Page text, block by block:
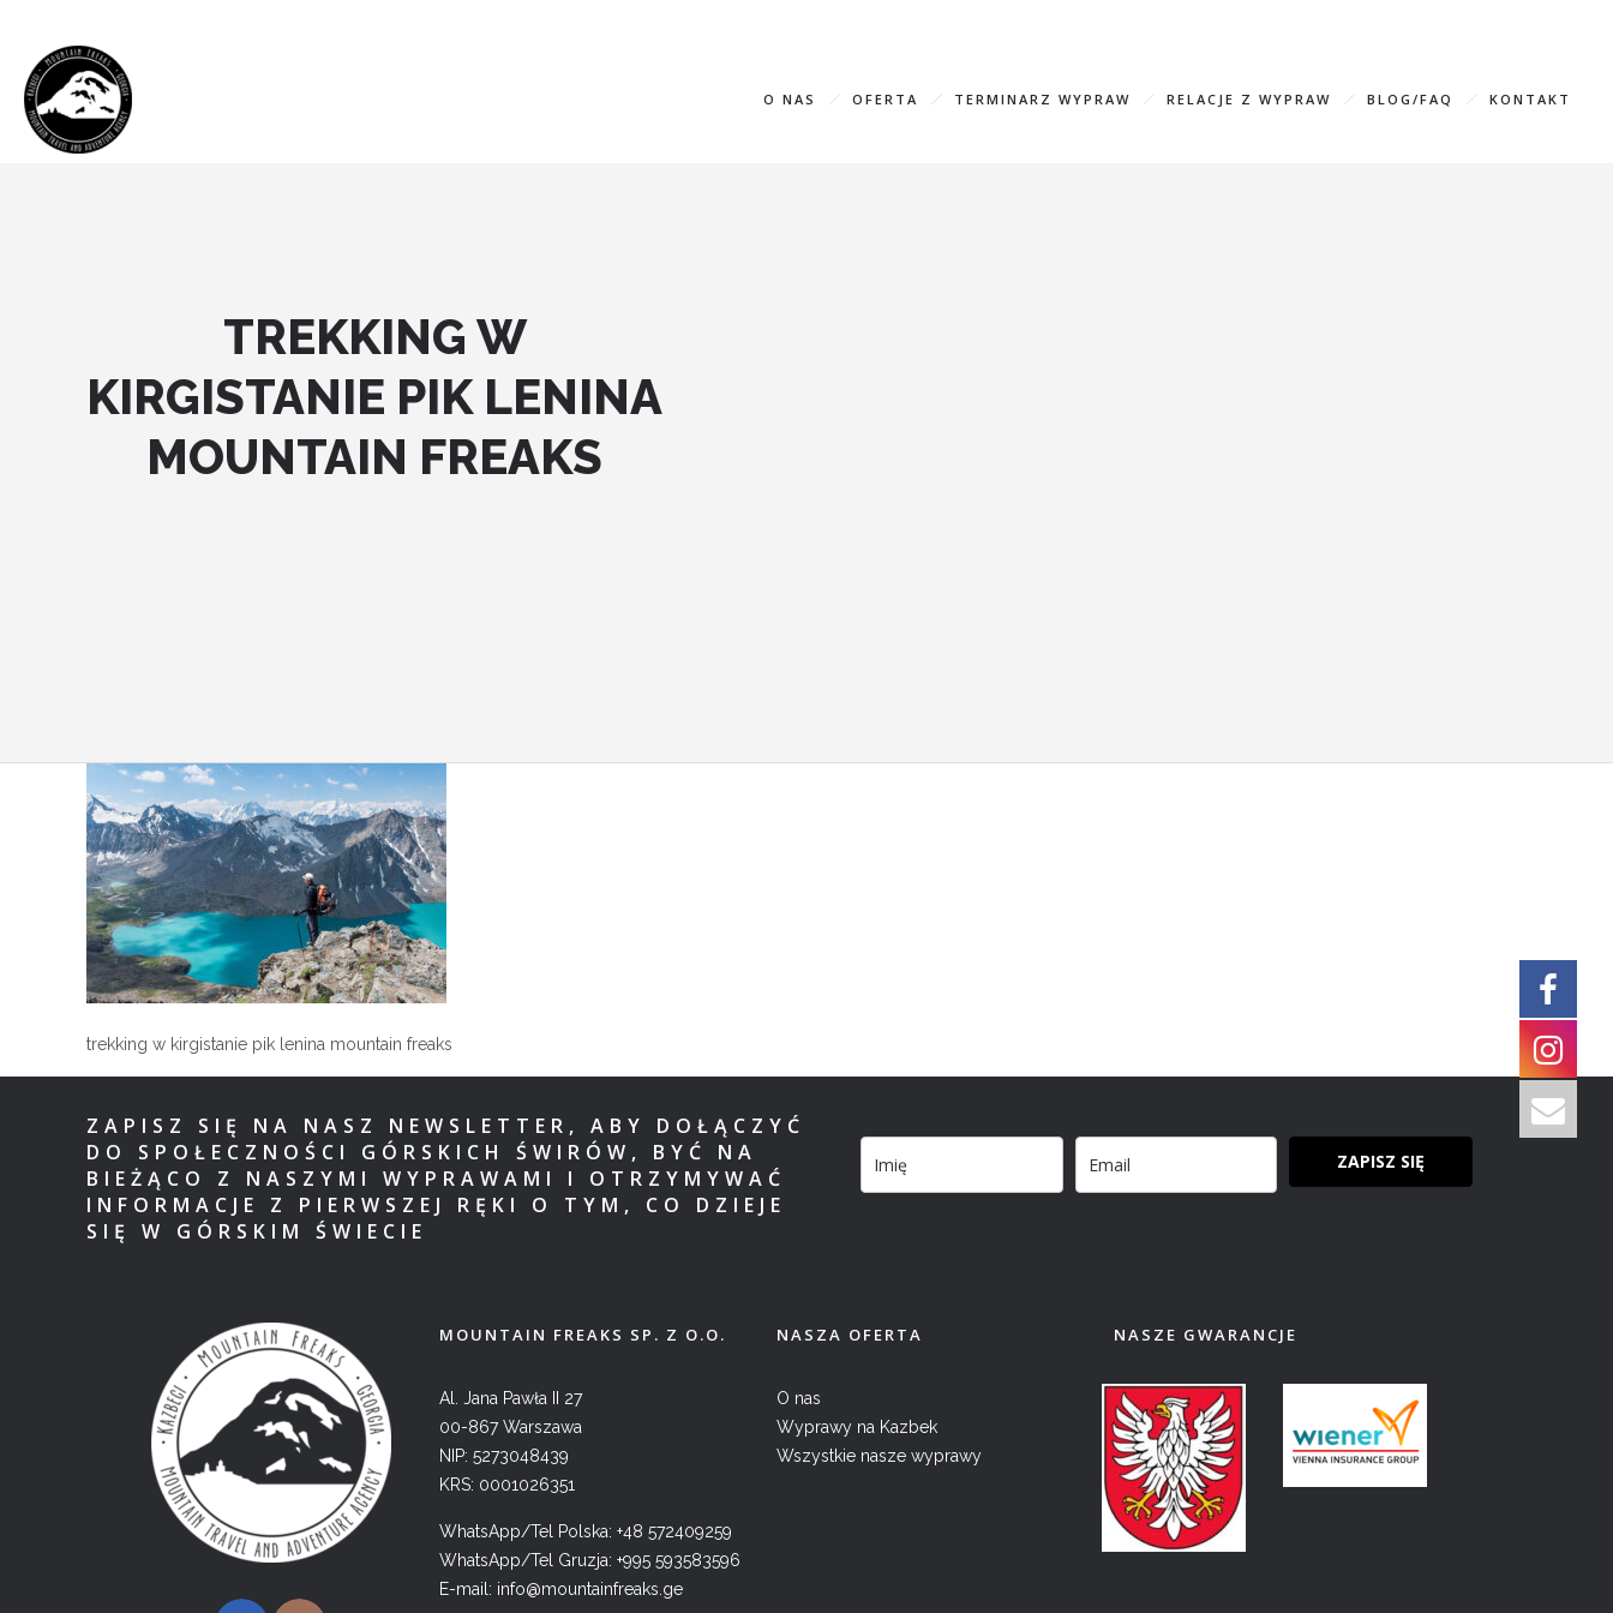
O NAS OFERTA TERMINARZ WYPRAW RELACJE Z WYPRAW BLOG/FAQ KONTAKT
TREKKING W
KIRGISTANIE PIK LENINA
MOUNTAIN FREAKS
trekking w kirgistanie pik lenina mountain freaks
ZAPISZ SIĘ NA NASZ NEWSLETTER, ABY DOŁĄCZYĆ
DO SPOŁECZNOŚCI GÓRSKICH ŚWIRÓW, BYĆ NA
BIEŻĄCO Z NASZYMI WYPRAWAMI I OTRZYMYWAĆ
INFORMACJE Z PIERWSZEJ RĘKI O TYM, CO DZIEJE
SIĘ W GÓRSKIM ŚWIECIE
ZAPISZ SIĘ
MOUNTAIN FREAKS SP. Z O.O.
Al. Jana Pawła II 27
00-867 Warszawa
NIP: 5273048439
KRS: 0001026351
WhatsApp/Tel Polska: +48 572409259
WhatsApp/Tel Gruzja: +995 593583596
E-mail: info@mountainfreaks.ge
NASZA OFERTA
O nas
Wyprawy na Kazbek
Wszystkie nasze wyprawy
NASZE GWARANCJE